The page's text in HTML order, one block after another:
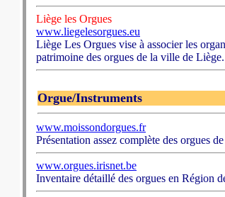
Liège les Orgues
www.liegelesorgues.eu
Liège Les Orgues vise à associer les
patrimoine des orgues de la ville de Liège.
Orgue/Instruments
www.moissondorgues.fr
Présentation assez complète des orgues
www.orgues.irisnet.be
Inventaire détaillé des orgues en Région